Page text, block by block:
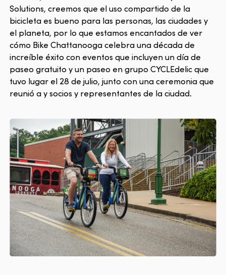
Solutions, creemos que el uso compartido de la
bicicleta es bueno para las personas, las ciudades y
el planeta, por lo que estamos encantados de ver
cómo Bike Chattanooga celebra una década de
increíble éxito con eventos que incluyen un día de
paseo gratuito y un paseo en grupo CYCLEdelic que
tuvo lugar el 28 de julio, junto con una ceremonia que
reunió a y socios y representantes de la ciudad.